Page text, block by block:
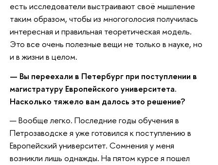
есть исследователи выстраивают своё мышление
таким образом, чтобы из многоголосия получилась
интересная и правильная теоретическая модель.
Это все очень полезные вещи не только в науке, но
и в жизни в целом.
— Вы переехали в Петербург при поступлении в
магистратуру Европейского университета.
Насколько тяжело вам далось это решение?
— Вообще легко. Последние годы обучения в
Петрозаводске я уже готовился к поступлению в
Европейский университет. Сомнения у меня
возникли лишь однажды. На пятом курсе я пошел